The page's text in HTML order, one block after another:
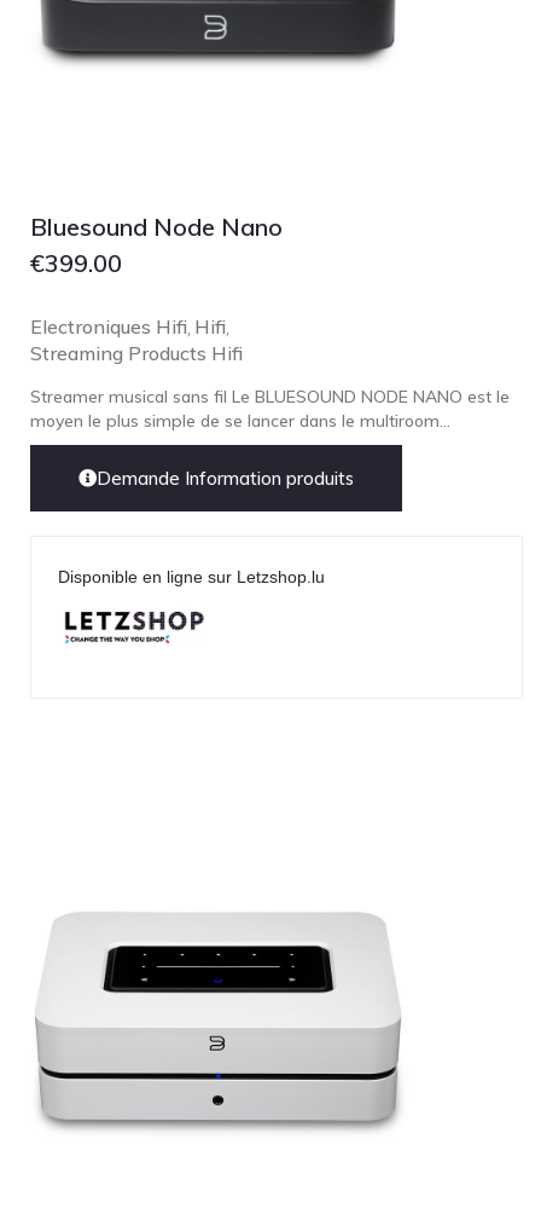
Bluesound Node Nano
€399.00
Electroniques Hifi Hifi
Streaming Products Hifi
Streamer musical sans fil Le BLUESOUND NODE NANO est le
moyen le plus simple de se lancer dans le multiroom...
Demande Information produits
Disponible en ligne sur Letzshop.lu